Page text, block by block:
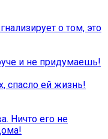
о том, это
и не придумаешь!
спасло ей жизнь!
Ничто его не